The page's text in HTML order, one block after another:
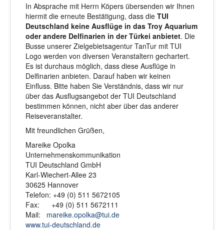
In Absprache mit Herrn Köpers übersenden wir Ihnen
hiermit die erneute Bestätigung, dass die TUI
Deutschland keine Ausflüge in das Troy Aquarium
oder andere Delfinarien in der Türkei anbietet. Die
Busse unserer Zielgebietsagentur TanTur mit TUI
Logo werden von diversen Veranstaltern gechartert.
Es ist durchaus möglich, dass diese Ausflüge in
Delfinarien anbieten. Darauf haben wir keinen
Einfluss. Bitte haben Sie Verständnis, dass wir nur
über das Ausflugsangebot der TUI Deutschland
bestimmen können, nicht aber über das anderer
Reiseveranstalter.
Mit freundlichen Grüßen,
Mareike Opolka
Unternehmenskommunikation
TUI Deutschland GmbH
Karl-Wiechert-Allee 23
30625 Hannover
Telefon: +49 (0) 511 5672105
Fax: +49 (0) 511 5672111
Mail: mareike.opolka@tui.de
www.tui-deutschland.de